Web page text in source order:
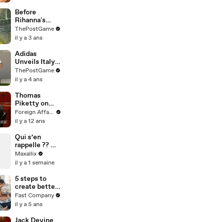
Before
Rihanna's
Super Bowl
LVII Halftime
Construction
Timelapse
ThePostGame
il y a 3 ans
Adidas
Unveils Italy's
2023 Soccer
Kits
ThePostGame
il y a 4 ans
Thomas
Piketty on
Economic
Inequality
Foreign Affairs
il y a 12 ans
Qui s’en
rappelle ?? 🤩
🤩
Maxallix
il y a 1 semaine
5 steps to
create better
boundaries
when you
home
Fast Company
il y a 5 ans